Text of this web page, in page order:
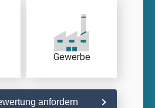
Gewerbe
anfordern